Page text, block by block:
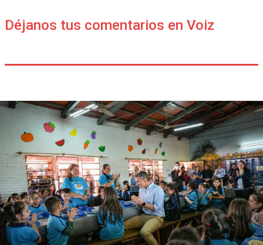
Déjanos tus comentarios en Voiz